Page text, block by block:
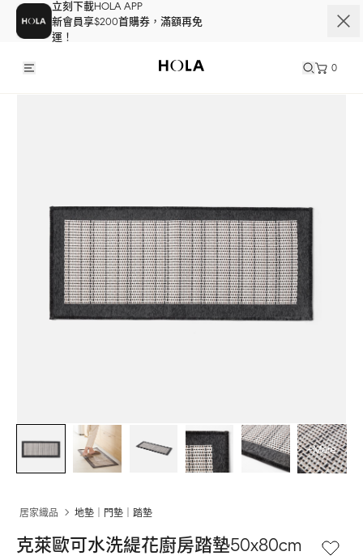
立刻下載HOLA APP
新會員享$200首購券，滿額再免
運！
0
+More
居家織品 地墊｜門墊｜踏墊
克萊歐可水洗緹花廚房踏墊50x80cm